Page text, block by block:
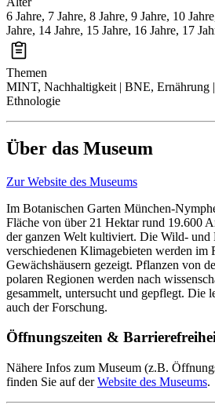
6 Jahre, 7 Jahre, 8 Jahre, 9 Jahre, 10
Jahre, 14 Jahre, 15 Jahre, 16 Jahre, 17
Themen
MINT, Nachhaltigkeit | BNE, Ernährung
Ethnologie
Über das Museum
Zur Website des Museums
Im Botanischen Garten München-
Fläche von über 21 Hektar rund 19.600
der ganzen Welt kultiviert. Die Wild- und
verschiedenen Klimagebieten werden im
Gewächshäusern gezeigt. Pflanzen von
polaren Regionen werden nach
gesammelt, untersucht und gepflegt. Die
auch der Forschung.
Öffnungszeiten &
Nähere Infos zum Museum (z.B.
finden Sie auf derWebsite des Museums.